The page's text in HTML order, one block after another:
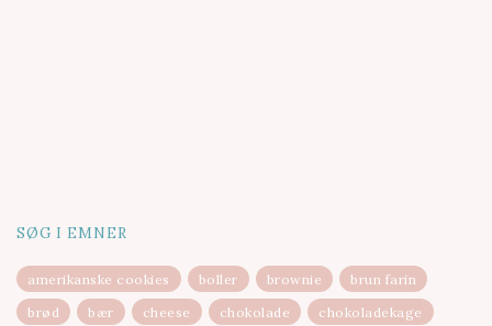
SØG I EMNER
amerikanske cookies boller brownie
brun farin
brød
bær cheese chokolade
chokoladekage